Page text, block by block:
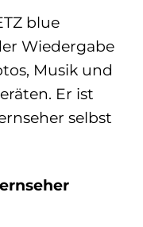
blue
Wiedergabe
Musik und
Er ist
selbst